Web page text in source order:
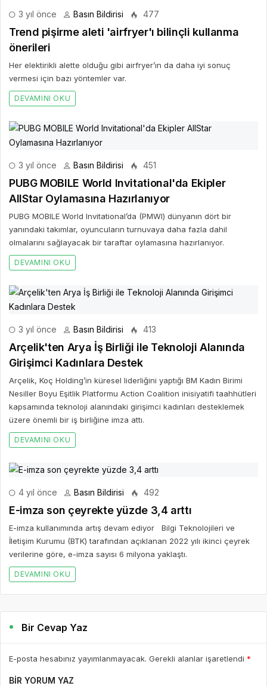
3 yıl önce Basın Bildirisi 477
Trend pişirme aleti 'airfryer'ı bilinçli kullanma
önerileri
Her elektirikli alette olduğu gibi airfryer’ın da daha iyi sonuç
vermesi için bazı yöntemler var.
DEVAMINI OKU
3 yıl önce Basın Bildirisi 451
PUBG MOBILE World Invitational'da Ekipler
AllStar Oylamasına Hazırlanıyor
PUBG MOBILE World Invitational’da (PMWI) dünyanın dört bir
yanındaki takımlar, oyuncuların turnuvaya daha fazla dahil
olmalarını sağlayacak bir taraftar oylamasına hazırlanıyor.
DEVAMINI OKU
3 yıl önce Basın Bildirisi 413
Arçelik'ten Arya İş Birliği ile Teknoloji Alanında
Girişimci Kadınlara Destek
Arçelik, Koç Holding’in küresel liderliğini yaptığı BM Kadın Birimi
Nesiller Boyu Eşitlik Platformu Action Coalition inisiyatifi taahhütleri
kapsamında teknoloji alanındaki girişimci kadınları desteklemek
üzere önemli bir iş birliğine imza attı.
DEVAMINI OKU
4 yıl önce Basın Bildirisi 492
E-imza son çeyrekte yüzde 3,4 arttı
E-imza kullanımında artış devam ediyor Bilgi Teknolojileri ve
İletişim Kurumu (BTK) tarafından açıklanan 2022 yılı ikinci çeyrek
verilerine göre, e-imza sayısı 6 milyona yaklaştı.
DEVAMINI OKU
Bir Cevap Yaz
E-posta hesabınız yayımlanmayacak. Gerekli alanlar işaretlendi *
BIR YORUM YAZ